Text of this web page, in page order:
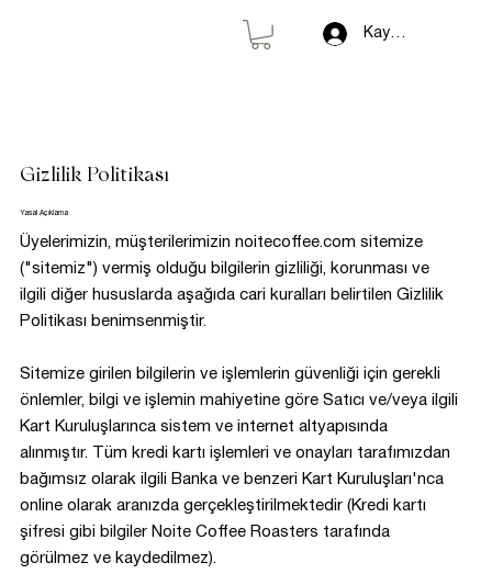
Kayıt Ol
Gizlilik Politikası
Yasal Açıklama
Üyelerimizin, müşterilerimizin noitecoffee.com sitemize
("sitemiz") vermiş olduğu bilgilerin gizliliği, korunması ve
ilgili diğer hususlarda aşağıda cari kuralları belirtilen Gizlilik
Politikası benimsenmiştir.
Sitemize girilen bilgilerin ve işlemlerin güvenliği için gerekli
önlemler, bilgi ve işlemin mahiyetine göre Satıcı ve/veya ilgili
Kart Kuruluşlarınca sistem ve internet altyapısında
alınmıştır. Tüm kredi kartı işlemleri ve onayları tarafımızdan
bağımsız olarak ilgili Banka ve benzeri Kart Kuruluşları'nca
online olarak aranızda gerçekleştirilmektedir (Kredi kartı
şifresi gibi bilgiler Noite Coffee Roasters tarafında
görülmez ve kaydedilmez).